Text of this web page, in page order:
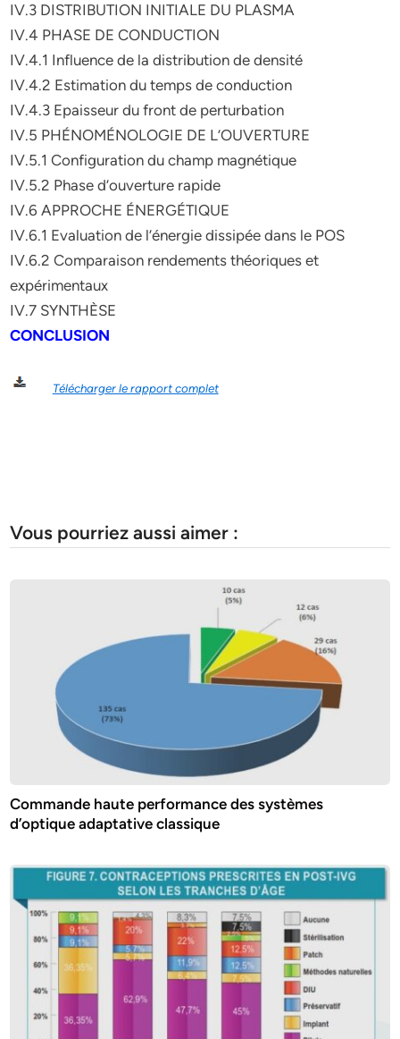
IV.3 DISTRIBUTION INITIALE DU PLASMA
IV.4 PHASE DE CONDUCTION
IV.4.1 Influence de la distribution de densité
IV.4.2 Estimation du temps de conduction
IV.4.3 Epaisseur du front de perturbation
IV.5 PHÉNOMÉNOLOGIE DE L’OUVERTURE
IV.5.1 Configuration du champ magnétique
IV.5.2 Phase d’ouverture rapide
IV.6 APPROCHE ÉNERGÉTIQUE
IV.6.1 Evaluation de l’énergie dissipée dans le POS
IV.6.2 Comparaison rendements théoriques et
expérimentaux
IV.7 SYNTHÈSE
CONCLUSION
Télécharger le rapport complet
Vous pourriez aussi aimer :
Commande haute performance des systèmes
d’optique adaptative classique